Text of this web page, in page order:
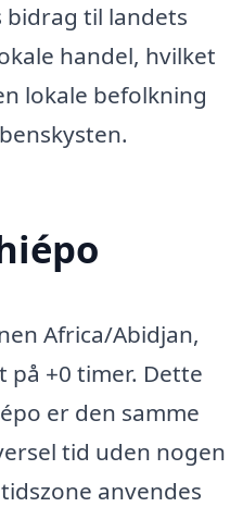
bidrag til landets
handel, hvilket
lokale befolkning
Africa/Abidjan,
på +0 timer. Dette
er den samme
tid uden nogen
anvendes